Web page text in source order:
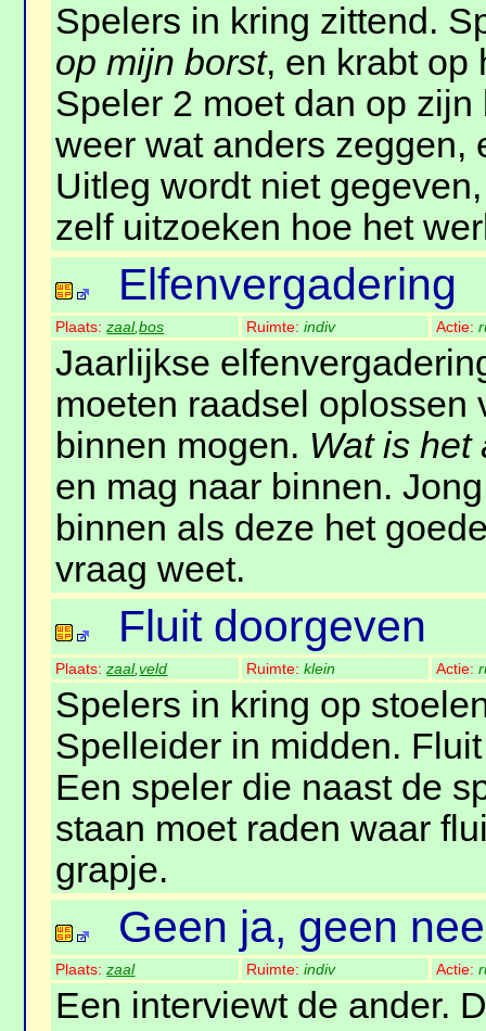
Spelers in kring zittend.
op mijn borst, en krabt op
Speler 2 moet dan op
weer wat anders zeggen,
Uitleg wordt niet
zelf uitzoeken hoe het
Elfenvergadering
Plaats:zaal,bos Ruimte:indiv Actie:
Jaarlijkse
moeten raadsel oplossen
binnen mogen. Wat is het
en mag naar binnen.
binnen als deze het
vraag weet.
Fluit doorgeven
Plaats:zaal,veld Ruimte:klein Actie:
Spelers in kring op
Spelleider in midden.
Een speler die naast de
staan moet raden waar
grapje.
Geen ja, geen nee
Plaats:zaal Ruimte:indiv Actie:
Een interviewt de ander.